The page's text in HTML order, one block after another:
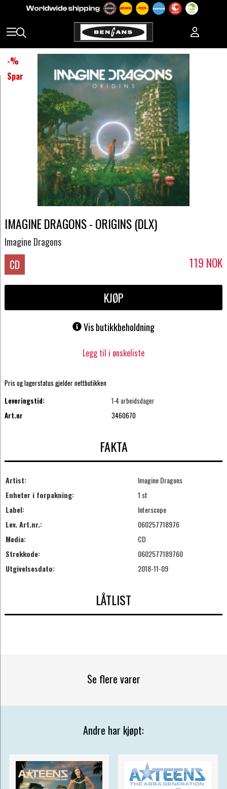
-%
Spar
IMAGINE DRAGONS - ORIGINS (DLX)
Imagine Dragons
CD 119 NOK
KJØP
Vis butikkbeholdning
Legg til i ønskeliste
Pris og lagerstatus gjelder nettbutikken
Leveringstid:
1-4 arbeidsdager
Art.nr
3460670
FAKTA
Artist:
Imagine Dragons
Enheter i forpakning:
1 st
Label:
Interscope
Lev. Art.nr.:
060257718976
Media:
CD
Strekkode:
0602577189760
Utgivelsesdato:
2018-11-09
LÅTLIST
Se flere varer
Andre har kjøpt: